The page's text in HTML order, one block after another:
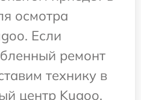
осмотра
Если
ремонт
технику в
центр Kugoo.